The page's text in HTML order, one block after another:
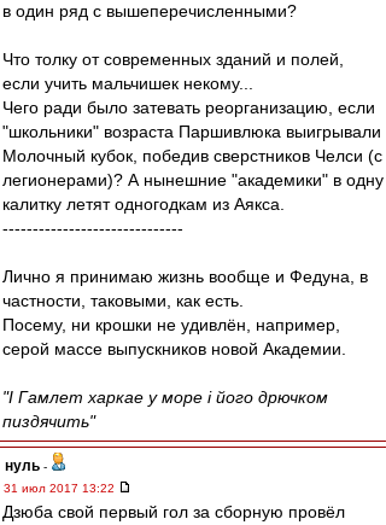
в один ряд с вышеперечисленными?
Что толку от современных зданий и полей,
если учить мальчишек некому...
Чего ради было затевать реорганизацию, если
"школьники" возраста Паршивлюка выигрывали
Молочный кубок, победив сверстников Челси (с
легионерами)? А нынешние "академики" в одну
калитку летят одногодкам из Аякса.
------------------------------
Лично я принимаю жизнь вообще и Федуна, в
частности, таковыми, как есть.
Посему, ни крошки не удивлён, например,
серой массе выпускников новой Академии.
"I Гамлeт харкаe у море i його дрючком
пиздячить"
нуль -
31 июл 2017 13:22
Дзюба свой первый гол за сборную провёл